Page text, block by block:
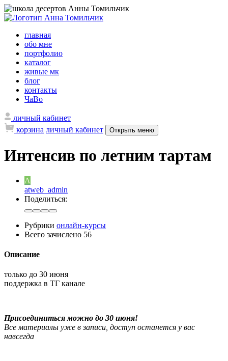
главная
обо мне
портфолио
каталог
живые мк
блог
контакты
ЧаВо
личный кабинет
корзина личный кабинет Открыть меню
Интенсив по летним тартам
A
atweb_admin
Поделиться:
Рубрики онлайн-курсы
Всего зачислено 56
Описание
только до 30 июня
поддержка в ТГ канале
Присоединиться можно до 30 июня!
Все материалы уже в записи, доступ останется у вас
навсегда